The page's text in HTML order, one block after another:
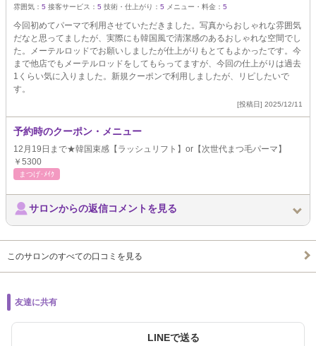
雰囲気： 5 接客サービス： 5 技術・仕上がり： 5 メニュー・料金： 5
今回初めてパーマで利用させていただきました。写真からおしゃれな雰囲気
だなと思ってましたが、実際にも韓国風で清潔感のあるおしゃれな空間でし
た。メーテルロッドでお願いしましたが仕上がりもとてもよかったです。今
まで他店でもメーテルロッドをしてもらってますが、今回の仕上がりは過去
1くらい気に入りました。新規クーポンで利用しましたが、リピしたいで
す。
[投稿日] 2025/12/11
予約時のクーポン・メニュー
12月19日まで★韓国束感【ラッシュリフト】or【次世代まつ毛パーマ】
￥5300
まつげ･ﾒｲｸ
サロンからの返信コメントを見る
このサロンのすべての口コミを見る
友達に共有
LINEで送る